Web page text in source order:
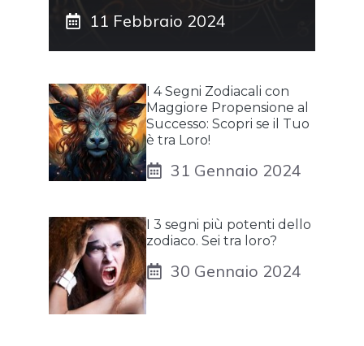
11 Febbraio 2024
I 4 Segni Zodiacali con
Maggiore Propensione al
Successo: Scopri se il Tuo
è tra Loro!
31 Gennaio 2024
I 3 segni più potenti dello
zodiaco. Sei tra loro?
30 Gennaio 2024